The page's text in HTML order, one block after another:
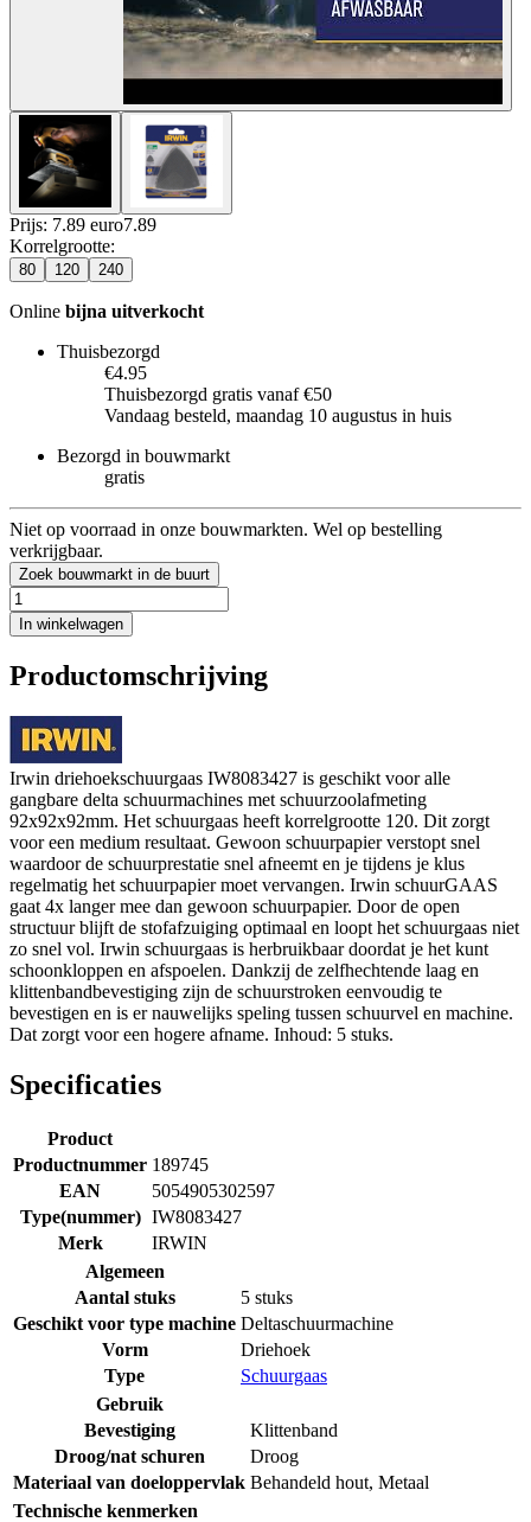
Prijs: 7.89 euro7.89
Korrelgrootte:
80 120 240
Online bijna uitverkocht
Thuisbezorgd
€4.95
Thuisbezorgd gratis vanaf €50
Vandaag besteld, maandag 10 augustus in huis
Bezorgd in bouwmarkt
gratis
Niet op voorraad in onze bouwmarkten. Wel op bestelling
verkrijgbaar.
Zoek bouwmarkt in de buurt
In winkelwagen
Productomschrijving
Irwin driehoekschuurgaas IW8083427 is geschikt voor alle
gangbare delta schuurmachines met schuurzoolafmeting
92x92x92mm. Het schuurgaas heeft korrelgrootte 120. Dit zorgt
voor een medium resultaat. Gewoon schuurpapier verstopt snel
waardoor de schuurprestatie snel afneemt en je tijdens je klus
regelmatig het schuurpapier moet vervangen. Irwin schuurGAAS
gaat 4x langer mee dan gewoon schuurpapier. Door de open
structuur blijft de stofafzuiging optimaal en loopt het schuurgaas niet
zo snel vol. Irwin schuurgaas is herbruikbaar doordat je het kunt
schoonkloppen en afspoelen. Dankzij de zelfhechtende laag en
klittenbandbevestiging zijn de schuurstroken eenvoudig te
bevestigen en is er nauwelijks speling tussen schuurvel en machine.
Dat zorgt voor een hogere afname. Inhoud: 5 stuks.
Specificaties
Product
Productnummer 189745
EAN
5054905302597
Type(nummer) IW8083427
Merk
IRWIN
Algemeen
Aantal stuks
5 stuks
Geschikt voor type machine Deltaschuurmachine
Vorm
Driehoek
Type
Schuurgaas
Gebruik
Bevestiging
Klittenband
Droog/nat schuren
Droog
Materiaal van doeloppervlak Behandeld hout, Metaal
Technische kenmerken